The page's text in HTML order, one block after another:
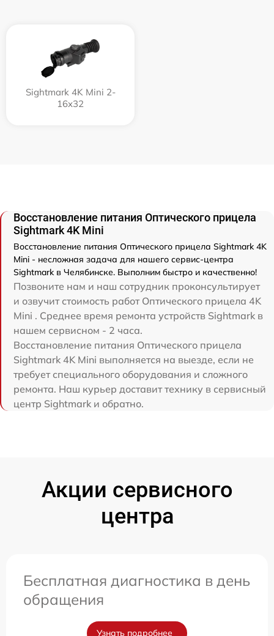
Sightmark 4K Mini 2-
16x32
Восстановление питания Оптического прицела
Sightmark 4K Mini
Восстановление питания Оптического прицела Sightmark 4K
Mini - несложная задача для нашего сервис-центра
Sightmark в Челябинске. Выполним быстро и качественно!
Позвоните нам и наш сотрудник проконсультирует
и озвучит стоимость работ Оптического прицела 4K
Mini . Среднее время ремонта устройств Sightmark в
нашем сервисном - 2 часа.
Восстановление питания Оптического прицела
Sightmark 4K Mini выполняется на выезде, если не
требует специального оборудования и сложного
ремонта. Наш курьер доставит технику в сервисный
центр Sightmark и обратно.
Акции сервисного
центра
Бесплатная диагностика в день
обращения
Узнать подробнее